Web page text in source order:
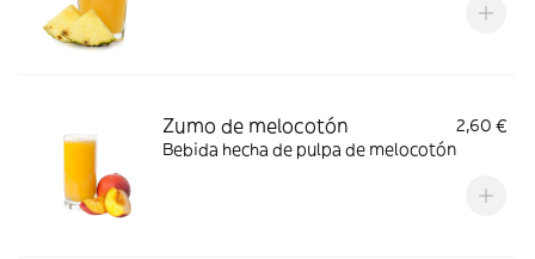
Zumo de melocotón
2,60 €
Bebida hecha de pulpa de melocotón